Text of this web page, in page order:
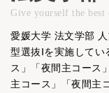
Give yourself the best
愛媛大学 法文学部
型選抜Ⅰを実施して
ス」「夜間主コース
主コース」「夜間主